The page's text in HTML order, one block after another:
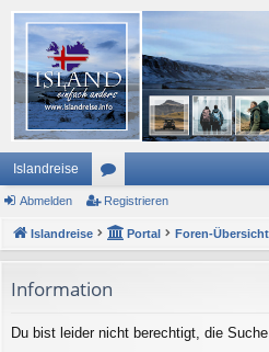
Islandreise
or
en
Abmelden Registrieren
Islandreise Portal Foren-Übersicht
Information
Du bist leider nicht berechtigt, die